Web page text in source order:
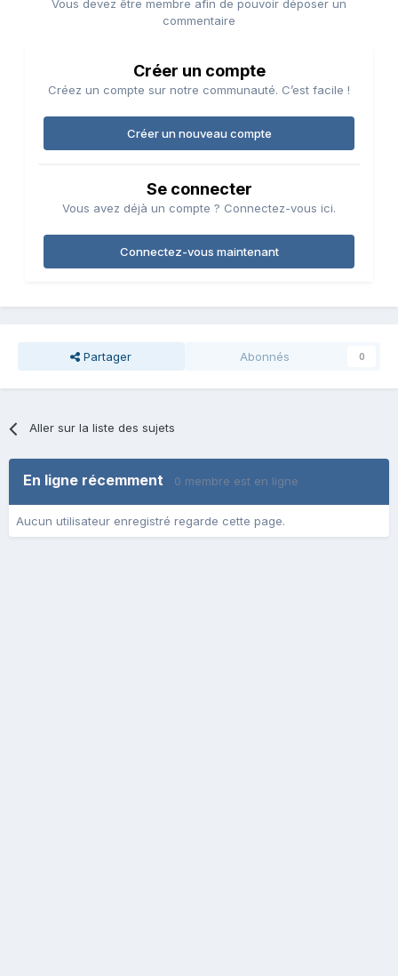
Vous devez être membre afin de pouvoir déposer un
commentaire
Créer un compte
Créez un compte sur notre communauté. C’est facile !
Créer un nouveau compte
Se connecter
Vous avez déjà un compte ? Connectez-vous ici.
Connectez-vous maintenant
Partager Abonnés 0
Aller sur la liste des sujets
En ligne récemment 0 membre est en ligne
Aucun utilisateur enregistré regarde cette page.